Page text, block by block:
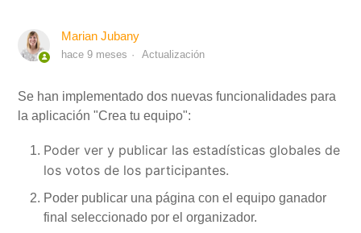
Integraciones
Mi Cuenta
Videotutoriales
Preguntas Frecuentes
Marian Jubany
hace 9 meses Actualización
Se han implementado dos nuevas funcionalidades para
la aplicación "Crea tu equipo":
Poder ver y publicar las estadísticas globales de
los votos de los participantes.
Poder publicar una página con el equipo ganador
final seleccionado por el organizador.